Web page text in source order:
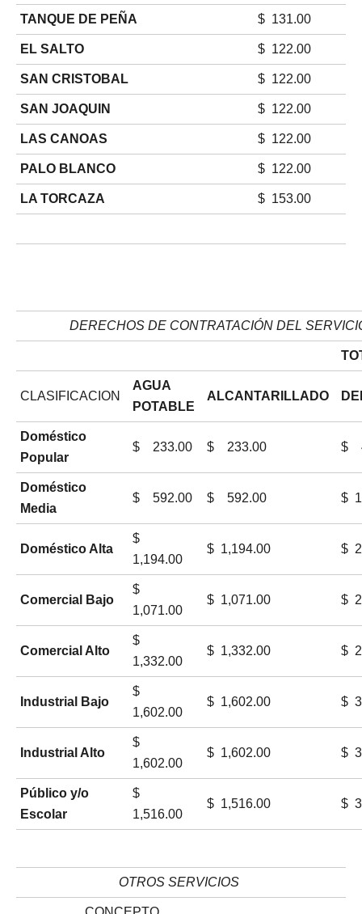
TANQUE DE PEÑA $ 131.00
EL SALTO $ 122.00
SAN CRISTOBAL $ 122.00
SAN JOAQUIN $ 122.00
LAS CANOAS $ 122.00
PALO BLANCO $ 122.00
LA TORCAZA $ 153.00
DERECHOS DE CONTRATACIÓN DEL
CLASIFICACION
AGUA
POTABLE
ALCANTARILLADO
Doméstico
Popular
$ 233.00 $ 233.00 $
Doméstico
Media
$ 592.00 $ 592.00 $
Doméstico Alta
$
1,194.00
$ 1,194.00 $
Comercial Bajo
$
1,071.00
$ 1,071.00 $
Comercial Alto
$
1,332.00
$ 1,332.00 $
Industrial Bajo
$
1,602.00
$ 1,602.00 $
Industrial Alto
$
1,602.00
$ 1,602.00 $
Público y/o
Escolar
$
1,516.00
$ 1,516.00 $
OTROS SERVICIOS